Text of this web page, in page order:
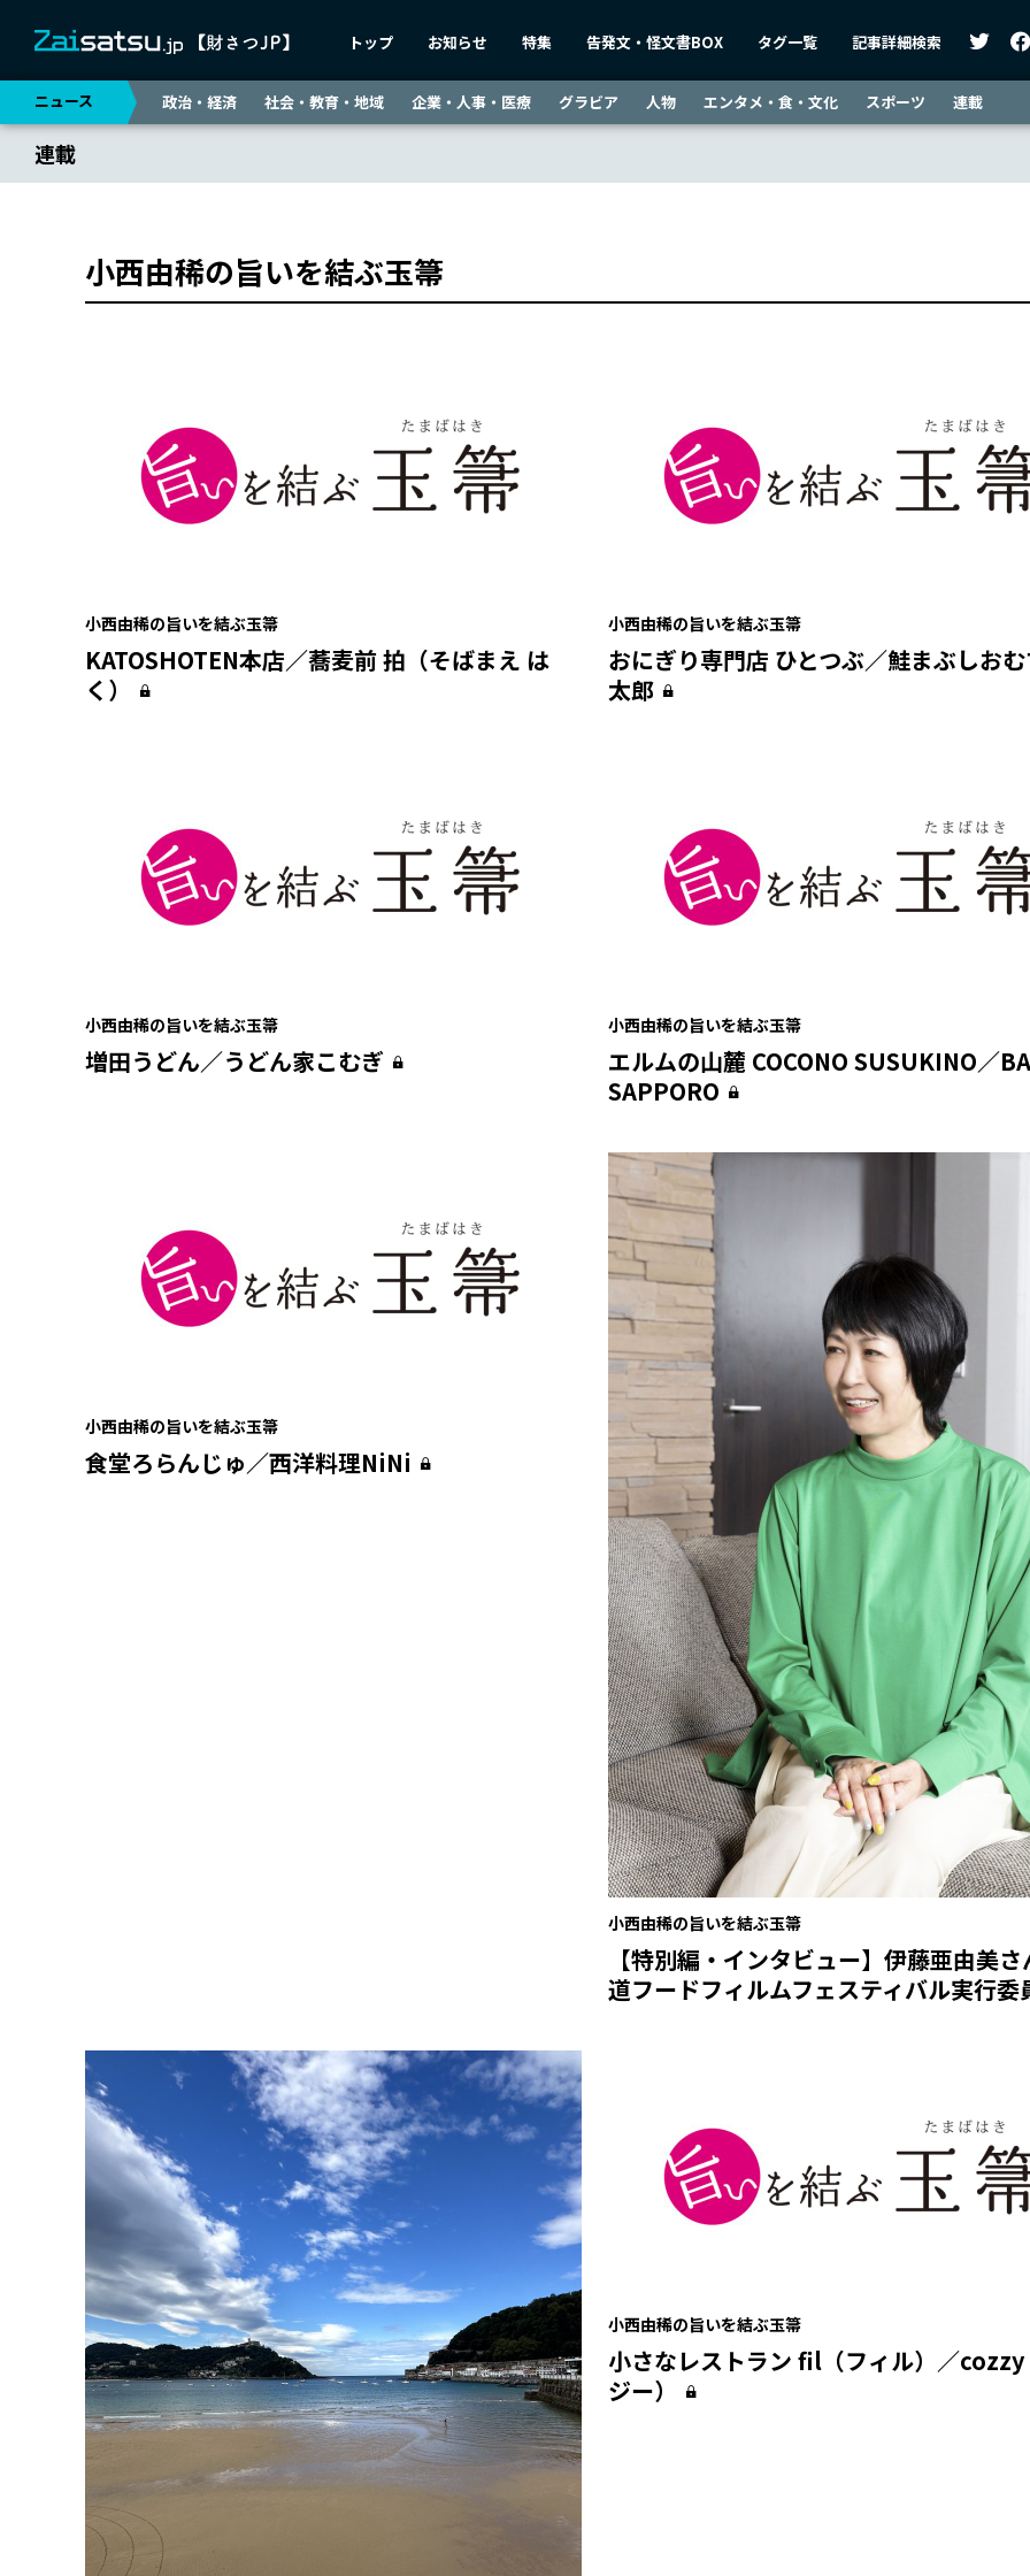
トップ お知らせ 特集 告発文・怪文書BOX タグ一覧 記事詳細検索
ニュース 政治・経済 社会・教育・地域 企業・人事・医療 グラビア 人物 エンタメ・食・文化 スポーツ 連載
連載
小西由稀の旨いを結ぶ玉箒
小西由稀の旨いを結ぶ玉箒
KATOSHOTEN本店／蕎麦前 拍（そばまえ は
く）
小西由稀の旨いを結ぶ玉箒
おにぎり専門店 ひとつぶ／鮭まぶしお
太郎
小西由稀の旨いを結ぶ玉箒
増田うどん／うどん家こむぎ
小西由稀の旨いを結ぶ玉箒
エルムの山麓 COCONO SUSUKINO／
SAPPORO
小西由稀の旨いを結ぶ玉箒
食堂ろらんじゅ／西洋料理NiNi
小西由稀の旨いを結ぶ玉箒
【特別編・インタビュー】伊藤亜由美
道フードフィルムフェスティバル実行委
小西由稀の旨いを結ぶ玉箒
小さなレストラン fil（フィル）／cozzy
ジー）